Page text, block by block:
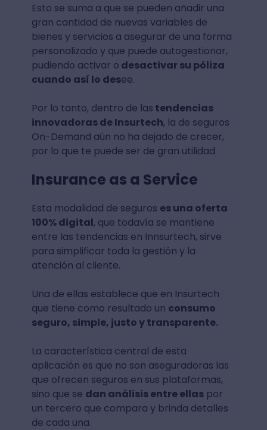
Esto se suma a que se pueden añadir una
gran cantidad de nuevas variables de
bienes y servicios a asegurar de una forma
personalizado y que puede autogestionar,
pudiendo activar o desactivar su póliza
cuando así lo desee.
Por lo tanto, dentro de las tendencias
innovadoras de Insurtech, la de seguros
On-Demand aún no ha dejado de crecer,
por lo que te puede ser de gran utilidad.
Insurance as a Service
Esta modalidad de seguros es una oferta
100% digital, que todavía se mantiene
entre las tendencias en Innsurtech, sirve
para simplificar toda la gestión y la
atención al cliente.
Una de ellas establece que en Insurtech
que tiene como resultado un consumo
seguro, simple, justo y transparente.
La característica central de esta
aplicación es que no son aseguradoras las
que ofrecen seguros en sus plataformas,
sino que se dan análisis entre ellaspor
un tercero que compara y brinda detalles
de cada una.